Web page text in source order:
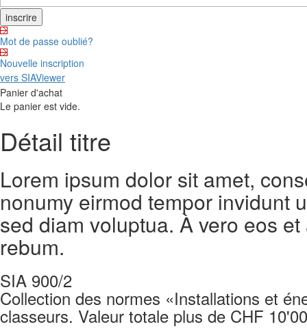
Mot de passe oublié?
Nouvelle inscription
vers SIAViewer
Panier d'achat
Le panier est vide.
Détail titre
Lorem ipsum dolor sit amet,
nonumy eirmod tempor invidunt
sed diam voluptua. À vero eos
rebum.
SIA 900/2
Collection des normes «Installations et
classeurs. Valeur totale plus de CHF